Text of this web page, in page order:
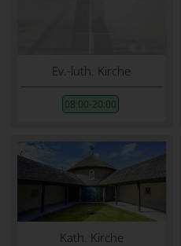
Ev.-luth. Kirche
08:00-20:00
Kath. Kirche